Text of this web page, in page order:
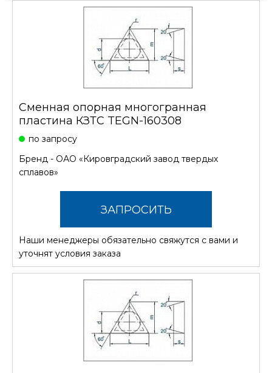
Сменная опорная многогранная
пластина КЗТС TEGN-160308
по запросу
Бренд - ОАО «Кировградский завод твердых
сплавов»
ЗАПРОСИТЬ
СТОИМОСТЬ
Наши менеджеры обязательно свяжутся с вами и
уточнят условия заказа